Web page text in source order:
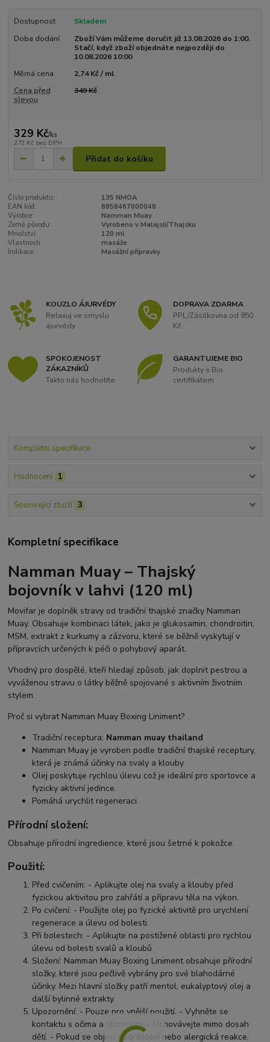
Dostupnost
Skladem
Doba dodání
Zboží Vám můžeme doručit již 13.08.2026 do 1:00.
Stačí, když zboží objednáte nejpozději do
10.08.2026 10:00
Měrná cena
2,74 Kč / ml
Cena před
slevou
349 Kč
329 Kč/ks
272 Kč bez DPH
Přidat do košíku
Číslo produktu:
135 NMOA
EAN kód:
8858467000048
Výrobce:
Namman Muay
Země původu:
Vyrobeno v Malajsii/Thajsku
Množství:
120 ml
Vlastnosti:
masáže
Indikace:
Masážní přípravky
KOUZLO ÁJURVÉDY
Relaxuj ve smyslu
ájurvédy
DOPRAVA ZDARMA
PPL/Zásilkovna od 950
Kč
SPOKOJENOST
ZÁKAZNÍKŮ
Takto nás hodnotíte
GARANTUJEME BIO
Produkty s Bio
certifikátem
Kompletní specifikace
Hodnocení 1
Související zboží 3
Kompletní specifikace
Namman Muay – Thajský
bojovník v lahvi (120 ml)
Movifar je doplněk stravy od tradiční thajské značky Namman
Muay. Obsahuje kombinaci látek, jako je glukosamin, chondroitin,
MSM, extrakt z kurkumy a zázvoru, které se běžně vyskytují v
přípravcích určených k péči o pohybový aparát.
Vhodný pro dospělé, kteří hledají způsob, jak doplnit pestrou a
vyváženou stravu o látky běžně spojované s aktivním životním
stylem.
Proč si vybrat Namman Muay Boxing Liniment?
Tradiční receptura: Namman muay thailand
Namman Muay je vyroben podle tradiční thajské receptury,
která je známá účinky na svaly a klouby.
Olej poskytuje rychlou úlevu což je ideální pro sportovce a
fyzicky aktivní jedince.
Pomáhá urychlit regeneraci.
Přírodní složení:
Obsahuje přírodní ingredience, které jsou šetrné k pokožce.
Použití:
Před cvičením: - Aplikujte olej na svaly a klouby před
fyzickou aktivitou pro zahřátí a přípravu těla na výkon.
Po cvičení: - Použijte olej po fyzické aktivitě pro urychlení
regenerace a úlevu od bolesti.
Při bolestech: - Aplikujte na postižené oblasti pro rychlou
úlevu od bolesti svalů a kloubů.
Složení: Namman Muay Boxing Liniment obsahuje přírodní
složky, které jsou pečlivě vybrány pro své blahodárné
účinky. Mezi hlavní složky patří mentol, eukalyptový olej a
další bylinné extrakty.
Upozornění: - Pouze pro vnější použití. - Vyhněte se
kontaktu s očima a sliznicemi. - Uchovávejte mimo dosah
dětí. - Pokud se objeví podráždění nebo alergická reakce,